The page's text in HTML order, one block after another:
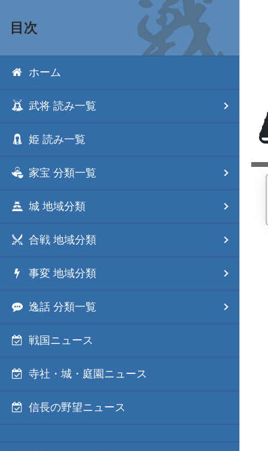
目次
ホーム
武将 読み一覧
姫 読み一覧
家宝 分類一覧
城 地域分類
合戦 地域分類
事変 地域分類
逸話 分類一覧
戦国ニュース
寺社・城・庭園ニュース
信長の野望ニュース